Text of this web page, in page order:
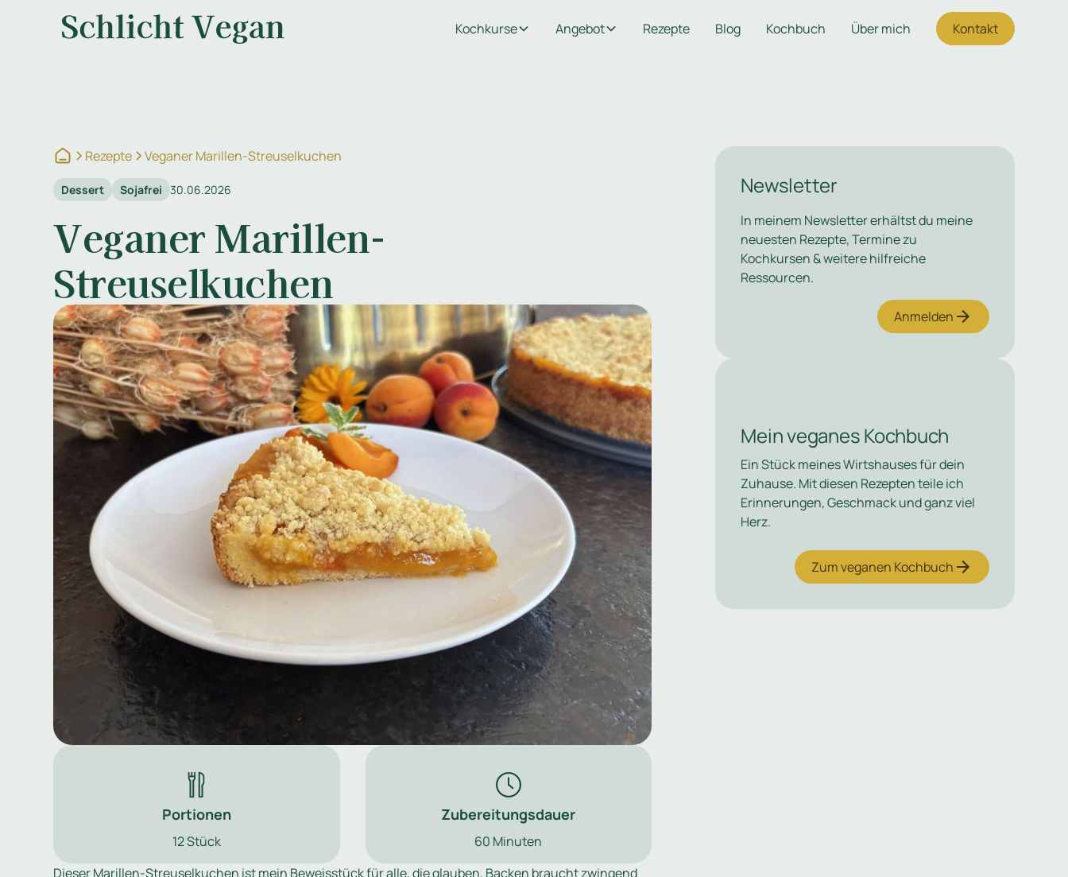
Kochkurse Angebot Rezepte Blog Kochbuch Über mich Kontakt
Rezepte Veganer Marillen-Streuselkuchen
Dessert Sojafrei 30.06.2026
Veganer Marillen-
Streuselkuchen
Portionen
12 Stück
Zubereitungsdauer
60 Minuten
Dieser Marillen-Streuselkuchen ist mein Beweisstück für alle, die glauben, Backen braucht zwingend
Newsletter
In meinem Newsletter erhältst du meine
neuesten Rezepte, Termine zu
Kochkursen & weitere hilfreiche
Ressourcen.
Anmelden
Mein veganes Kochbuch
Ein Stück meines Wirtshauses für dein
Zuhause. Mit diesen Rezepten teile ich
Erinnerungen, Geschmack und ganz viel
Herz.
Zum veganen Kochbuch